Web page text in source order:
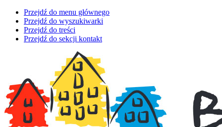
Przejdź do menu głównego
Przejdź do wyszukiwarki
Przejdź do treści
Przejdź do sekcji kontakt